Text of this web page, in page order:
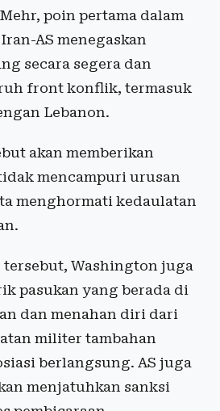
poin pertama dalam
AS menegaskan
secara segera dan
front konflik, termasuk
Lebanon.
akan memberikan
mencampuri urusan
menghormati kedaulatan
tersebut, Washington juga
pasukan yang berada di
dan menahan diri dari
militer tambahan
berlangsung. AS juga
menjatuhkan sanksi